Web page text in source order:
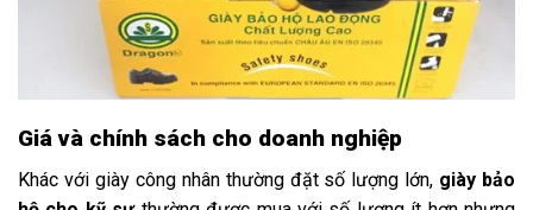
Giá và chính sách cho doanh nghiệp
Khác với giày công nhân thường đặt số lượng lớn, giày bảo